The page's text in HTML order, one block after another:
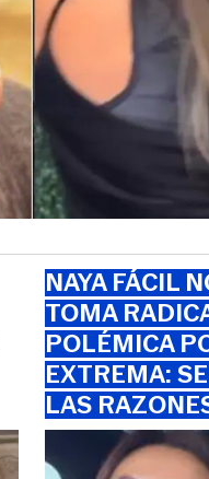
NAYA FÁCIL
TOMA
POLÉMICA
EXTREMA:
LAS